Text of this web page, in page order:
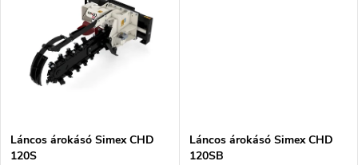
dréncsövek telepítéséhez.
Láncos árokásó Simex CHD
120S
Láncos árokásó Simex CHD
120SB